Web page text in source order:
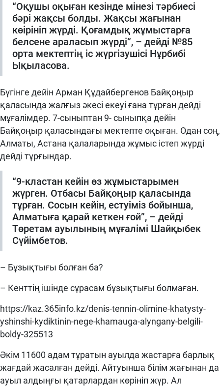
“Оқушы оқыған кезінде мінезі тәрбиесі
бәрі жақсы болды. Жақсы жағынан
көірініп жүрді. Қоғамдық жұмыстарға
белсене араласып жүрді”, – дейді №85
орта мектептің іс жүргізушісі Нұрбибі
Ықыласова.
Бүгінге дейін Арман Құдайбергенов Байқоңыр
қаласында жалғыз әкесі екеуі ғана тұрған дейді
мұғалімдер. 7-сыныптан 9- сыныпқа дейін
Байқоңыр қаласындағы мектепте оқыған. Одан соң,
Алматы, Астана қалаларында жұмыс істеп жүрді
дейді тұрғындар.
“9-кластан кейін өз жұмыстарымен
жүрген. Отбасы Байқоңыр қаласында
тұрған. Сосын кейін, естуіміз бойынша,
Алматыға қарай кеткен ғой”, – дейді
Төретам ауылының мұғалімі Шайқыбек
Сүйімбетов.
– Бұзықтығы болған ба?
– Кенттің ішінде сұрасам бұзықтығы болмаған.
https://kaz.365info.kz/denis-tennin-olimine-khatysty-
yshinshi-kydiktinin-nege-khamauga-alyngany-belgili-
boldy-325513
Әкім 11600 адам тұратын ауылда жастарға барлық
жағдай жасалған дейді. Айтуынша білім жағынан да
ауыл алдыңғы қатарлардан көрініп жүр. Ал